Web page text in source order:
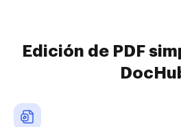
Edición de PDF